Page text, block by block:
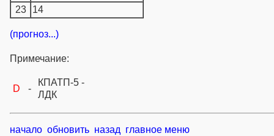
23
14
(прогноз...)
Примечание:
D -
КПАТП-5 -
ЛДК
начало обновить назад главное меню